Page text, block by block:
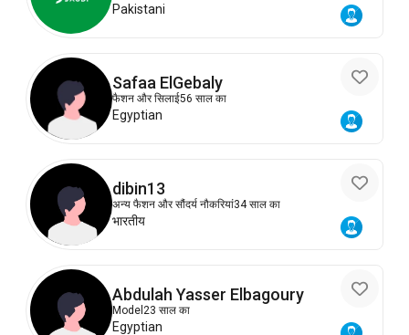
Pakistani
Safaa ElGebaly
फैशन और सिलाई56 साल का
Egyptian
dibin13
अन्य फैशन और सौंदर्य नौकरियां34 साल का
भारतीय
Abdulah Yasser Elbagoury
Model 23 साल का
Egyptian